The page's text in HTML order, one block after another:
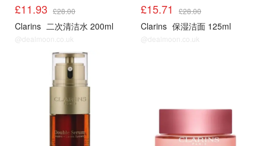
£11.93 £28.00
Clarins 二次清洁水 200ml
@dealmoon.co.uk
£15.71 £28.00
Clarins 保湿洁面 125ml
@dealmoon.co.uk